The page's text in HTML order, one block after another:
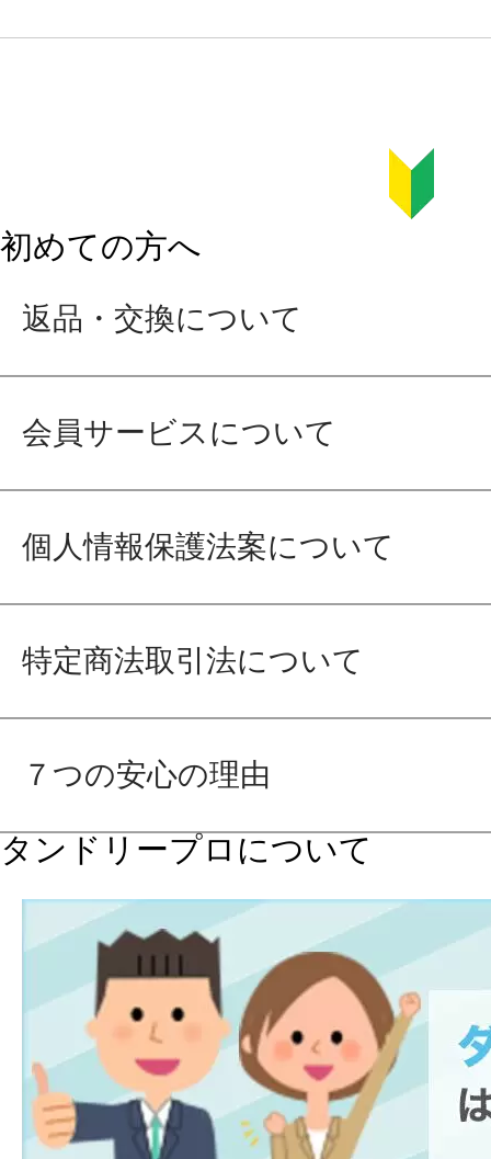
初めての方へ
返品・交換について
会員サービスについて
個人情報保護法案について
特定商法取引法について
７つの安心の理由
タンドリープロについて